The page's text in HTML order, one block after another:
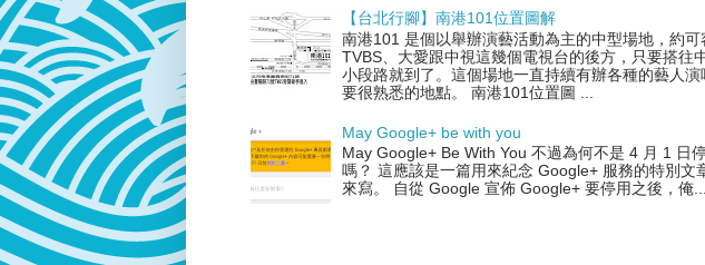
【台北行腳】南港101位置圖解
南港101 是個以舉辦演藝活動為主的中型場地，約
TVBS、大愛跟中視這幾個電視台的後方，只要搭往
小段路就到了。這個場地一直持續有辦各種的藝人
要很熟悉的地點。 南港101位置圖 ...
May Google+ be with you
May Google+ Be With You 不過為何不是 4 月 1 日
嗎？ 這應該是一篇用來紀念 Google+ 服務的特別文
來寫。 自從 Google 宣佈 Google+ 要停用之後，俺...